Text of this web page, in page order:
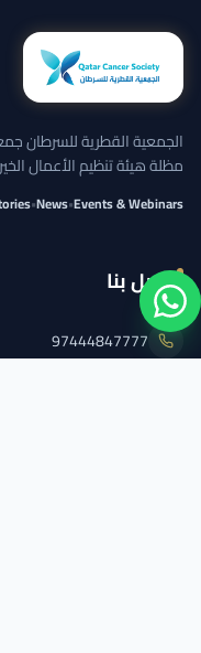
الجمعية القطرية للسرطان
مظلة هيئة تنظيم الأعمال
Events & Webinars
•
News
•
اتصل بنا
97444847777